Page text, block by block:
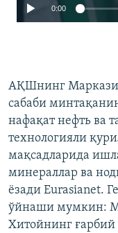
0:00
АҚШнинг
сабаби
нафақат нефть ва
технологияли
мақсадларида
минераллар ва
ёзади Eurasianet.
ўйнаши мумкин:
Хитойнинг ғарбий